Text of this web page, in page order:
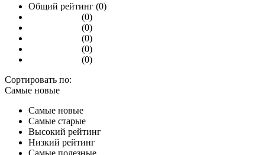
Общий рейтинг (0)
(0)
(0)
(0)
(0)
(0)
Сортировать по:
Самые новые
Самые новые
Самые старые
Высокий рейтинг
Низкий рейтинг
Самые полезные